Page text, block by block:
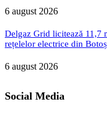
6 august 2026
Delgaz Grid licitează 11,7
rețelelor electrice din
6 august 2026
Social Media